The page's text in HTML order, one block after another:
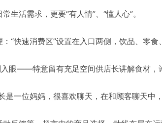
生活需求，更要“有人情”、“懂人心”。
“快速消费区”设置在入口两侧，饮品、零
眼——特意留有充足空间供店长讲解食材，
是一位妈妈，很喜欢聊天，在和顾客聊天